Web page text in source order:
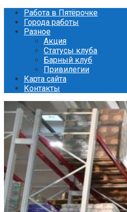
Перейти
контенту
Работа в Пятёрочке
Города работы
Разное
Акция
Статусы клуба
Барный клуб
Привилегии
Карта сайта
Контакты